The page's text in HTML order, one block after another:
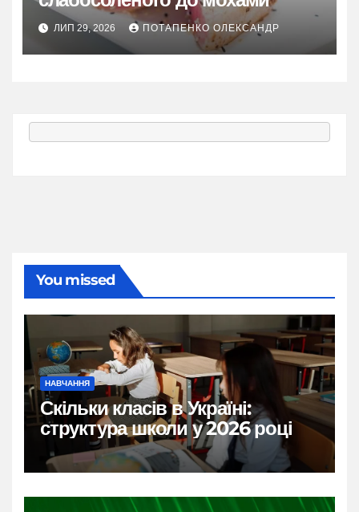
ЛИП 29, 2026 ПОТАПЕНКО ОЛЕКСАНДР
You missed
НАВЧАННЯ
Скільки класів в Україні:
структура школи у 2026 році